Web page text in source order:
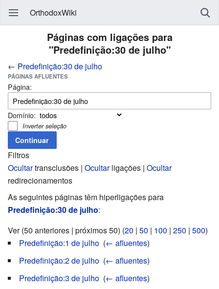
OrthodoxWiki
Páginas com ligações para
"Predefinição:30 de julho"
← Predefinição:30 de julho
PÁGINAS AFLUENTES
Página:
Domínio:
Inverter seleção
Filtros
Ocultartransclusões | Ocultarligações | Ocultar
redirecionamentos
As seguintes páginas têm hiperligações para
Predefinição:30 de julho:
Ver (50 anteriores | próximos 50) (20 | 50 | 100 | 250 | 500)
Predefinição:1 de julho (← afluentes)
Predefinição:2 de julho (← afluentes)
Predefinição:3 de julho (← afluentes)